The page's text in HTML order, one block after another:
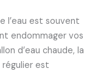
l’eau est souvent
endommager vos
d’eau chaude, la
est